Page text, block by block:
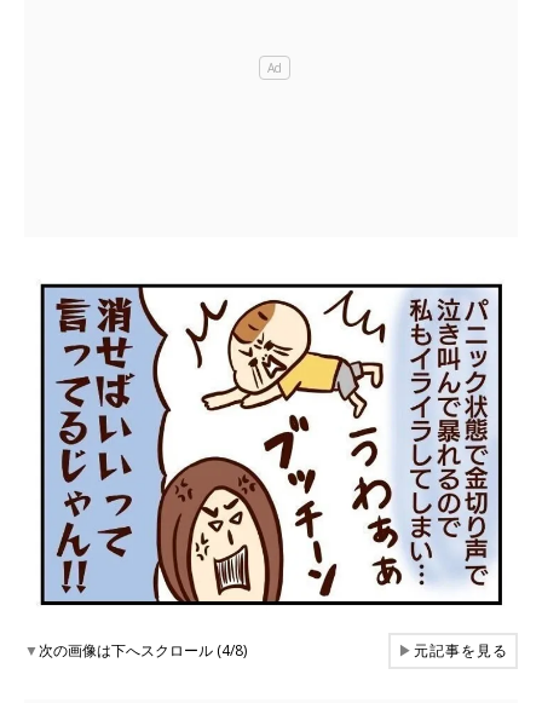
▼次の画像は下へスクロール (4/8) ▶元記事を見る